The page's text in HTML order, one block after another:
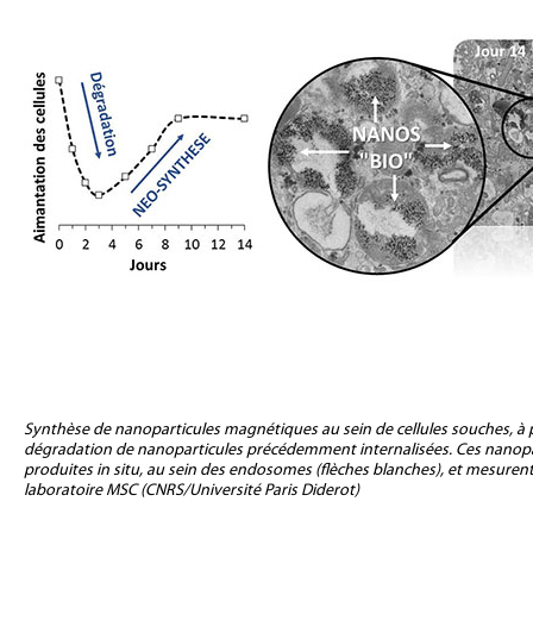
Synthèse de nanoparticules magnétiques au sein de cellules souches,
dégradation de nanoparticules précédemment internalisées. Ces
produites in situ, au sein des endosomes (flèches blanches), et
laboratoire MSC (CNRS/Université Paris Diderot)